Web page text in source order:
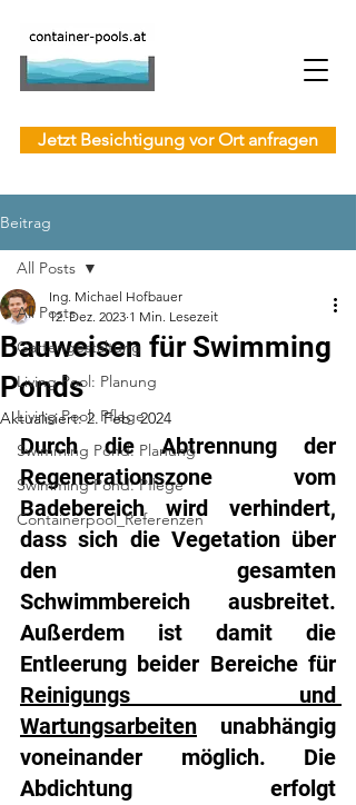
Jetzt Besichtigung vor Ort anfragen
Beitrag
All Posts
Gartengestaltung
Living Pool: Planung
Living Pool: Pflege
Swimming Pond: Planung
Swimming Pond: Pflege
Containerpool_Referenzen
All Posts
Bauweisen für Swimming
Ponds
Ing. Michael Hofbauer
12. Dez. 2023 1 Min. Lesezeit
Aktualisiert:2. Feb. 2024
Durch die Abtrennung der
Regenerationszone vom
Badebereich wird verhindert,
dass sich die Vegetation über
den gesamten
Schwimmbereich ausbreitet.
Außerdem ist damit die
Reinigungs und
Wartungsarbeiten unabhängig
voneinander möglich. Die
Abdichtung erfolgt